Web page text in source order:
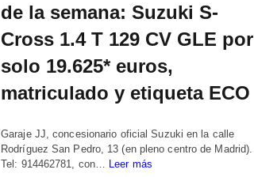
de la semana: Suzuki S-
Cross 1.4 T 129 CV GLE por
solo 19.625* euros,
matriculado y etiqueta ECO
Garaje JJ, concesionario oficial Suzuki en la calle
Rodríguez San Pedro, 13 (en pleno centro de Madrid).
Tel: 914462781, con… Leer más